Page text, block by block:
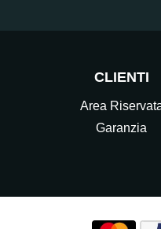
CLIENTI
Area
Garanzia